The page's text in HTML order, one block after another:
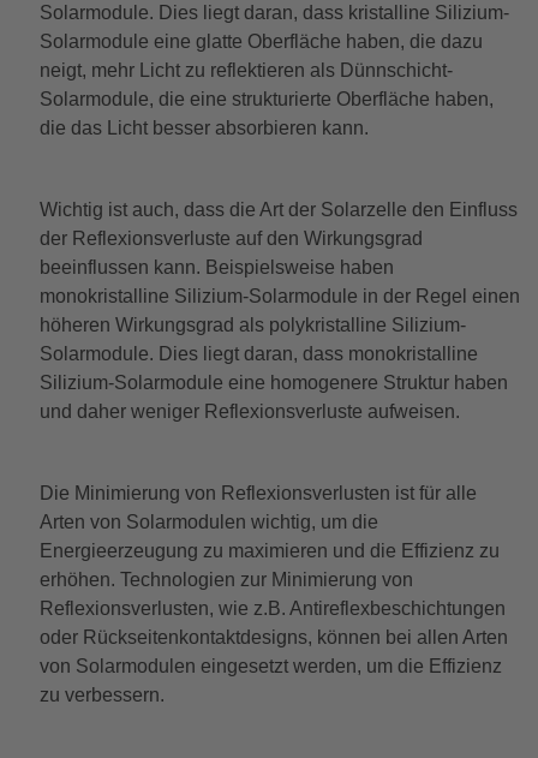
Solarmodule. Dies liegt daran, dass kristalline Silizium-
Solarmodule eine glatte Oberfläche haben, die dazu
neigt, mehr Licht zu reflektieren als Dünnschicht-
Solarmodule, die eine strukturierte Oberfläche haben,
die das Licht besser absorbieren kann.
Wichtig ist auch, dass die Art der Solarzelle den Einfluss
der Reflexionsverluste auf den Wirkungsgrad
beeinflussen kann. Beispielsweise haben
monokristalline Silizium-Solarmodule in der Regel einen
höheren Wirkungsgrad als polykristalline Silizium-
Solarmodule. Dies liegt daran, dass monokristalline
Silizium-Solarmodule eine homogenere Struktur haben
und daher weniger Reflexionsverluste aufweisen.
Die Minimierung von Reflexionsverlusten ist für alle
Arten von Solarmodulen wichtig, um die
Energieerzeugung zu maximieren und die Effizienz zu
erhöhen. Technologien zur Minimierung von
Reflexionsverlusten, wie z.B. Antireflexbeschichtungen
oder Rückseitenkontaktdesigns, können bei allen Arten
von Solarmodulen eingesetzt werden, um die Effizienz
zu verbessern.